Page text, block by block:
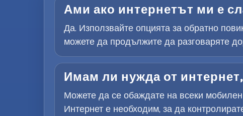
Ами ако интернетът ми е
Да. Използвайте опцията за обратно
можете да продължите да разговаряте
Имам ли нужда от
Можете да се обаждате на всеки
Интернет е необходим, за да